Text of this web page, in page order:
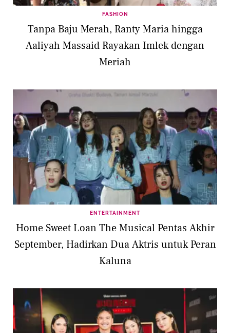
FASHION
Tanpa Baju Merah, Ranty Maria hingga
Aaliyah Massaid Rayakan Imlek dengan
Meriah
ENTERTAINMENT
Home Sweet Loan The Musical Pentas Akhir
September, Hadirkan Dua Aktris untuk Peran
Kaluna